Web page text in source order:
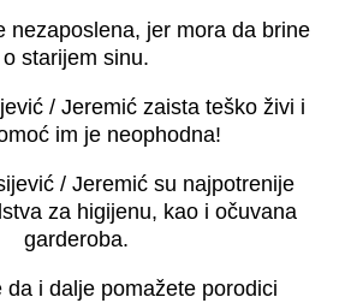
nezaposlena, jer mora da brine
o starijem sinu.
/ Jeremić zaista teško živi i
im je neophodna!
/ Jeremić su najpotrenije
za higijenu, kao i očuvana
garderoba.
da i dalje pomažete porodici